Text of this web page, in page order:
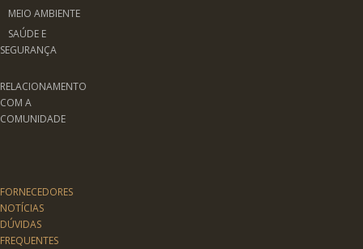
MEIO AMBIENTE
SAÚDE E
SEGURANÇA
RELACIONAMENTO
COM A
COMUNIDADE
FORNECEDORES
NOTÍCIAS
DÚVIDAS
FREQUENTES